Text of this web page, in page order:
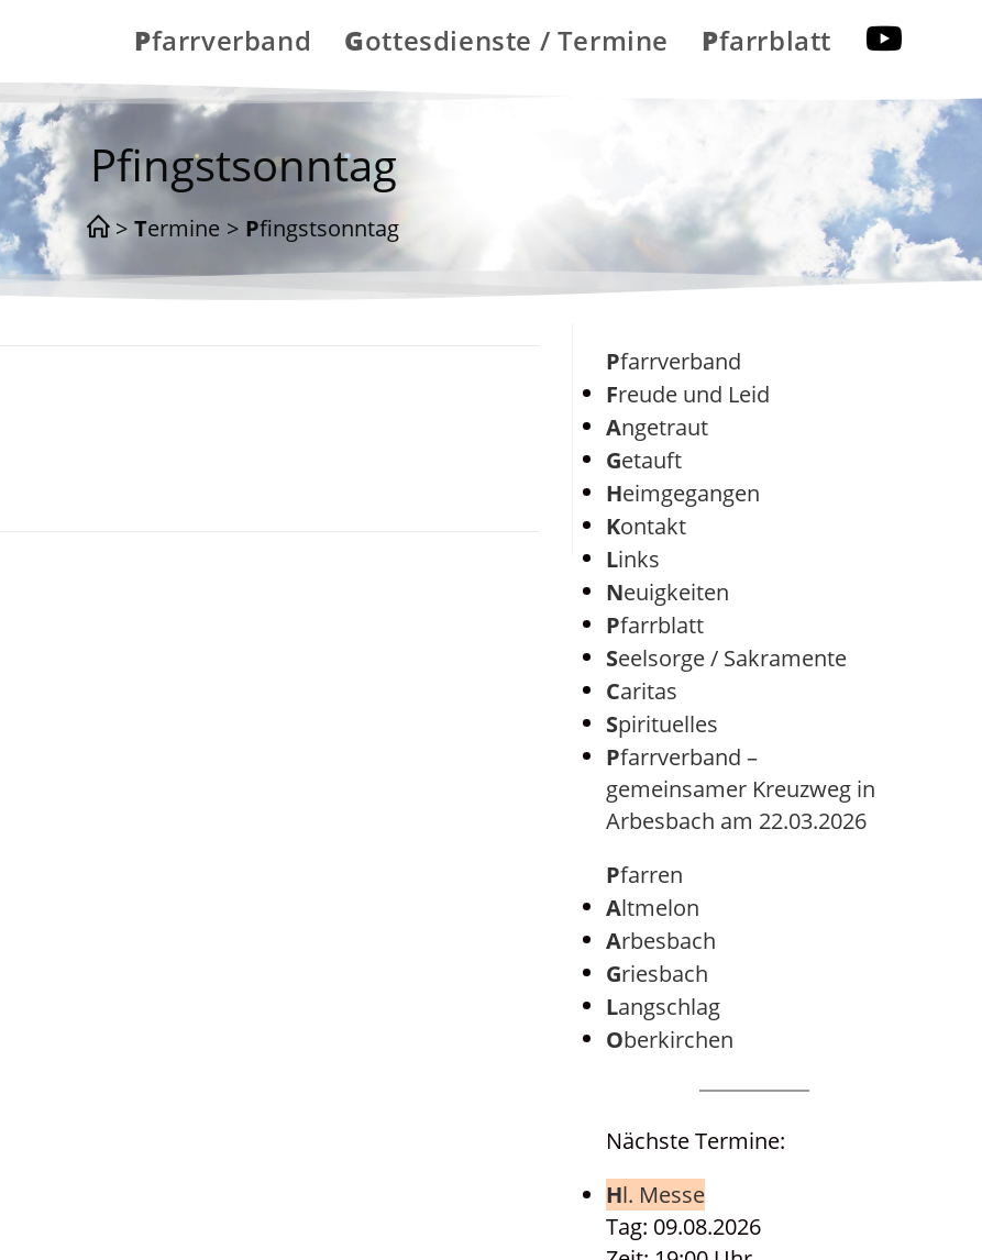
Pfarrverband Gottesdienste / Termine Pfarrblatt
Pfingstsonntag
> Termine > Pfingstsonntag
Pfarrverband
Freude und Leid
Angetraut
Getauft
Heimgegangen
Kontakt
Links
Neuigkeiten
Pfarrblatt
Seelsorge / Sakramente
Caritas
Spirituelles
Pfarrverband –
gemeinsamer Kreuzweg in
Arbesbach am 22.03.2026
Pfarren
Altmelon
Arbesbach
Griesbach
Langschlag
Oberkirchen
Nächste Termine:
Hl. Messe
Tag: 09.08.2026